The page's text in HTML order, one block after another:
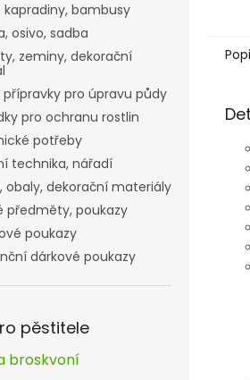
kapradiny, bambusy
osivo, sadba
zeminy, dekorační
přípravky pro úpravu půdy
pro ochranu rostlin
potřeby
technika, nářadí
obaly, dekorační materiály
předměty, poukazy
poukazy
dárkové poukazy
pěstitele
broskvoní